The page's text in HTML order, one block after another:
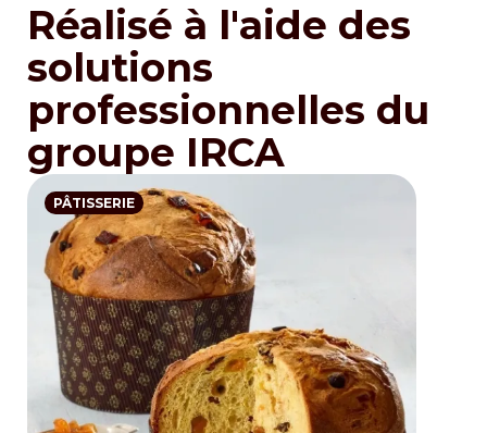
Réalisé à l'aide des
solutions
professionnelles du
groupe IRCA
PÂTISSERIE